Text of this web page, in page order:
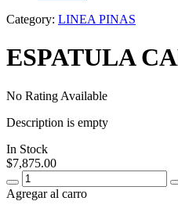
Category: LINEA PINAS
ESPATULA
No Rating Available
Description is empty
In Stock
$7,875.00
Agregar al carro